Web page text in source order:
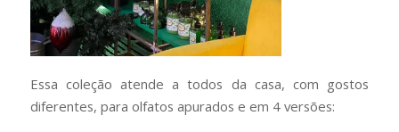
Essa coleção atende a todos da casa, com gostos
diferentes, para olfatos apurados e em 4 versões: